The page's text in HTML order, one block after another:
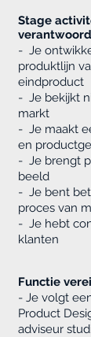
Stage
- Je
produktlijn
eindproduct
- Je bekijkt
markt
- Je maakt
en
- Je brengt
beeld
- Je bent
proces van
- Je hebt
klanten
Functie
- Je volgt
Product
adviseur